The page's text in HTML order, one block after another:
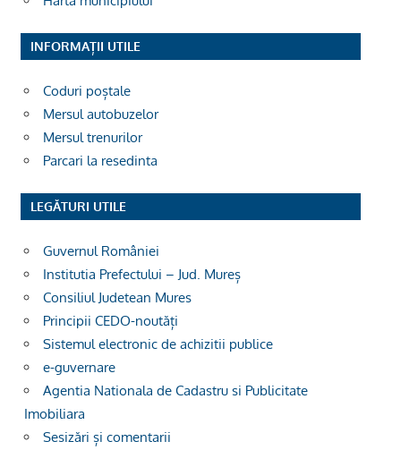
INFORMAȚII UTILE
Coduri poștale
Mersul autobuzelor
Mersul trenurilor
Parcari la resedinta
LEGĂTURI UTILE
Guvernul României
Institutia Prefectului – Jud. Mureș
Consiliul Judetean Mures
Principii CEDO-noutăți
Sistemul electronic de achizitii publice
e-guvernare
Agentia Nationala de Cadastru si Publicitate
Imobiliara
Sesizări și comentarii